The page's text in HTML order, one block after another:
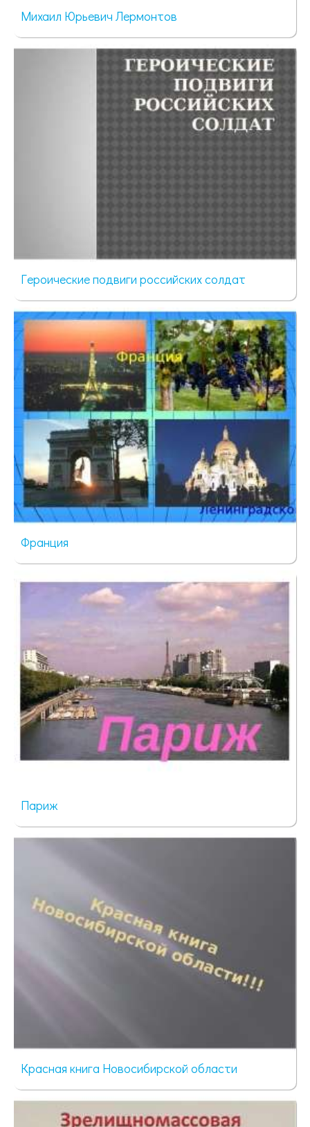
Михаил Юрьевич Лермонтов
Героические подвиги российских солдат
6061 просмотр
Франция
983 просмотра
Париж
Красная книга Новосибирской области